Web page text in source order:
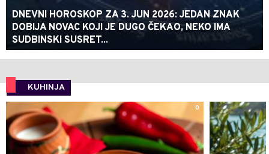
DNEVNI HOROSKOP ZA 3. JUN 2026: JEDAN ZNAK
DOBIJA NOVAC KOJI JE DUGO ČEKAO, NEKO IMA
SUDBINSKI SUSRET...
KUHINJA
0